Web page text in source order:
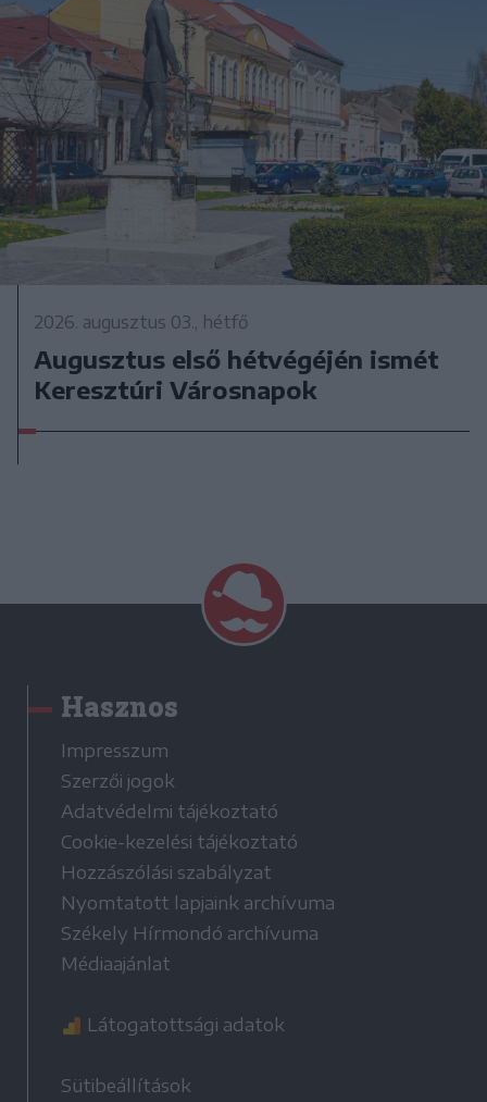
2026. augusztus 03., hétfő
Augusztus első hétvégéjén ismét
Keresztúri Városnapok
Hasznos
Impresszum
Szerzői jogok
Adatvédelmi tájékoztató
Cookie-kezelési tájékoztató
Hozzászólási szabályzat
Nyomtatott lapjaink archívuma
Székely Hírmondó archívuma
Médiaajánlat
Látogatottsági adatok
Sütibeállítások